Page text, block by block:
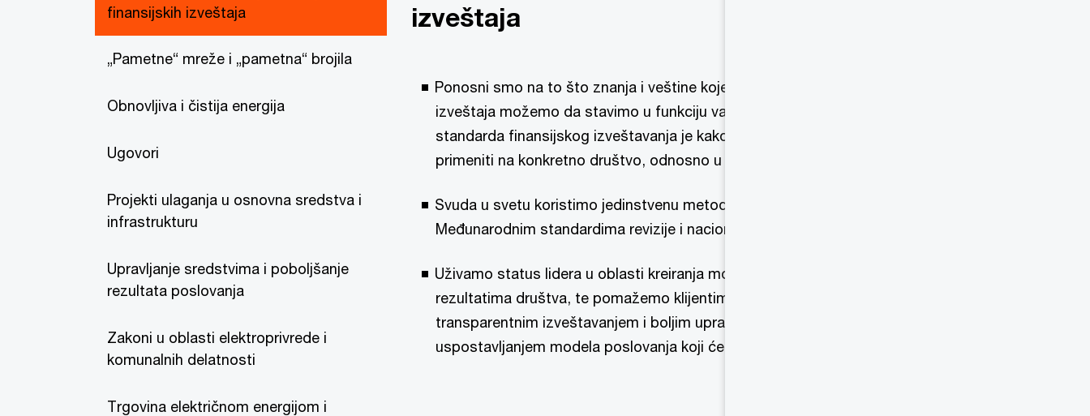
finansijskih izveštaja
„Pametne“ mreže i „pametna“ brojila
Obnovljiva i čistija energija
Ugovori
Projekti ulaganja u osnovna sredstva i
infrastrukturu
Upravljanje sredstvima i poboljšanje
rezultata poslovanja
Zakoni u oblasti elektroprivrede i
komunalnih delatnosti
Trgovina električnom energijom i
izveštaja
Ponosni smo na to što znanja i veštine koje posedujemo u oblasti revizije finansijskih
izveštaja možemo da stavimo u funkciju vašeg sektora. Najveći izazov svakog
standarda finansijskog izveštavanja je kako standard na najbolji način tumačiti i
primeniti na konkretno društvo, odnosno u kontekstu određenog sektora privrede.
Svuda u svetu koristimo jedinstvenu metodologiju revizije koja je u skladu sa
Međunarodnim standardima revizije i nacionalnim standardima koji se mogu primeniti.
Uživamo status lidera u oblasti kreiranja modela izveštavanja o nefinansijskim
rezultatima društva, te pomažemo klijentima da odgovore na potrebe za
transparentnim izveštavanjem i boljim upravljanjem društvom, kao i za
uspostavljanjem modela poslovanja koji će biti zasnovan na principima održivosti.